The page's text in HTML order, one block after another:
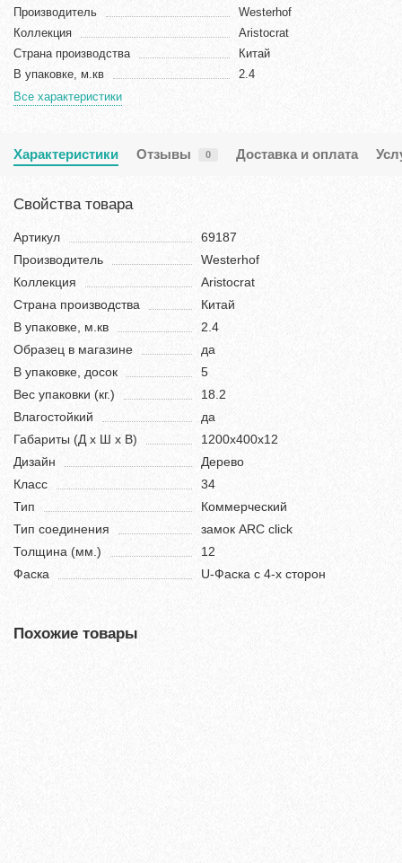
Производитель
Westerhof
Коллекция
Aristocrat
Страна производства
Китай
В упаковке, м.кв
2.4
Все характеристики
Характеристики Отзывы 0 Доставка и оплата
Свойства товара
Артикул
69187
Производитель
Westerhof
Коллекция
Aristocrat
Страна производства
Китай
В упаковке, м.кв
2.4
Образец в магазине
да
В упаковке, досок
5
Вес упаковки (кг.)
18.2
Влагостойкий
да
Габариты (Д х Ш х В)
1200х400х12
Дизайн
Дерево
Класс
34
Тип
Коммерческий
Тип соединения
замок ARC click
Толщина (мм.)
12
Фаска
U-Фаска с 4-х сторон
Похожие товары